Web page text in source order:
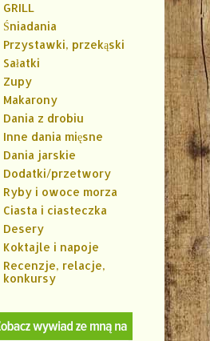
GRILL
Śniadania
Przystawki, przekąski
Sałatki
Zupy
Makarony
Dania z drobiu
Inne dania mięsne
Dania jarskie
Dodatki/przetwory
Ryby i owoce morza
Ciasta i ciasteczka
Desery
Koktajle i napoje
Recenzje, relacje,
konkursy